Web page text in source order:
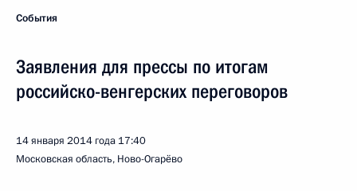
События
Заявления для прессы по итогам
российско-венгерских переговоров
14 января 2014 года 17:40
Московская область, Ново-Огарёво